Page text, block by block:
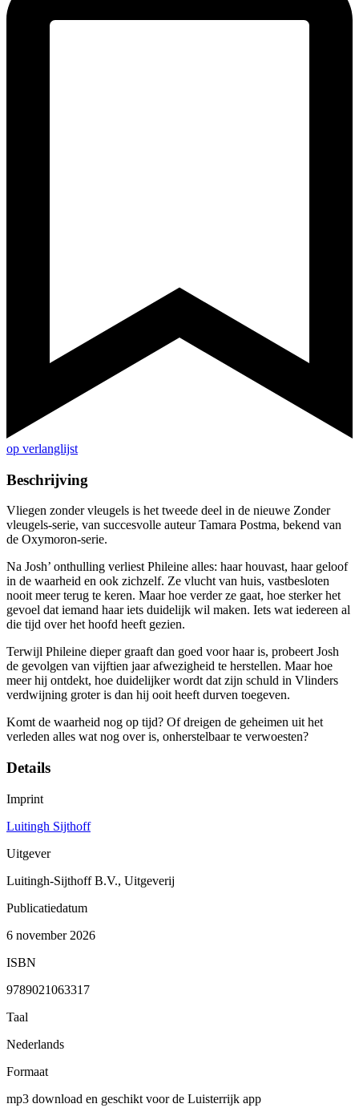
op verlanglijst
Beschrijving
Vliegen zonder vleugels is het tweede deel in de nieuwe Zonder
vleugels-serie, van succesvolle auteur Tamara Postma, bekend van
de Oxymoron-serie.
Na Josh’ onthulling verliest Phileine alles: haar houvast, haar geloof
in de waarheid en ook zichzelf. Ze vlucht van huis, vastbesloten
nooit meer terug te keren. Maar hoe verder ze gaat, hoe sterker het
gevoel dat iemand haar iets duidelijk wil maken. Iets wat iedereen al
die tijd over het hoofd heeft gezien.
Terwijl Phileine dieper graaft dan goed voor haar is, probeert Josh
de gevolgen van vijftien jaar afwezigheid te herstellen. Maar hoe
meer hij ontdekt, hoe duidelijker wordt dat zijn schuld in Vlinders
verdwijning groter is dan hij ooit heeft durven toegeven.
Komt de waarheid nog op tijd? Of dreigen de geheimen uit het
verleden alles wat nog over is, onherstelbaar te verwoesten?
Details
Imprint
Luitingh Sijthoff
Uitgever
Luitingh-Sijthoff B.V., Uitgeverij
Publicatiedatum
6 november 2026
ISBN
9789021063317
Taal
Nederlands
Formaat
mp3 download en geschikt voor de Luisterrijk app